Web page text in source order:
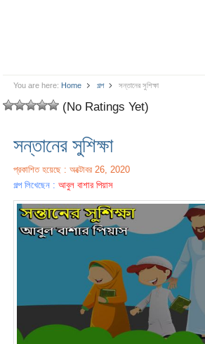
You are here: Home গল্প সন্তানের সুশিক্ষা
(No Ratings Yet)
সন্তানের সুশিক্ষা
প্রকাশিত হয়েছে : অক্টোবর 26, 2020
গল্প লিখেছেন :আবুল বাশার পিয়াস